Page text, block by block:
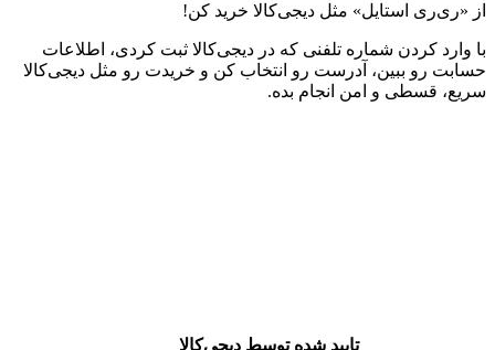
از «ری‌ری استایل» مثل دیجی‌کالا خرید کن!
با وارد کردن شماره تلفنی که در دیجی‌کالا ثبت کردی، اطلاعات
حسابت رو ببین، آدرست رو انتخاب کن و خریدت رو مثل دیجی‌کالا
سریع، قسطی و امن انجام بده.
تایید شده توسط دیجی‌کالا